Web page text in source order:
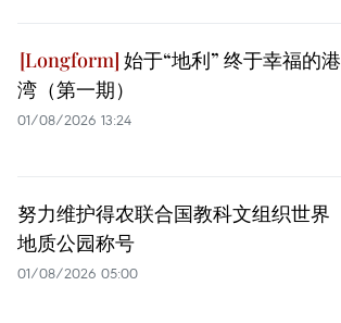
始于“地利” 终于幸福的港
湾（第一期）
01/08/2026 13:24
努力维护得农联合国教科文组织世界
地质公园称号
01/08/2026 05:00